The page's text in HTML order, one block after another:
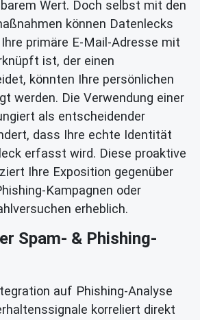
Wert. Doch selbst mit den
können Datenlecks
primäre E-Mail-Adresse mit
ist, der einen
könnten Ihre persönlichen
werden. Die Verwendung einer
als entscheidender
dass Ihre echte Identität
erfasst wird. Diese proaktive
Ihre Exposition gegenüber
Kampagnen oder
erheblich.
Spam- & Phishing-
auf Phishing-Analyse
korreliert direkt